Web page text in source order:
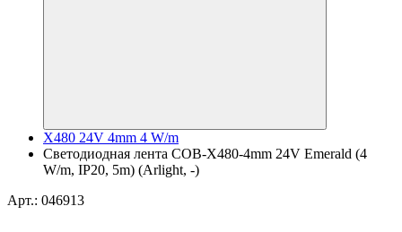
X480 24V 4mm 4 W/m
Светодиодная лента COB-X480-4mm 24V Emerald (4
W/m, IP20, 5m) (Arlight, -)
Арт.: 046913